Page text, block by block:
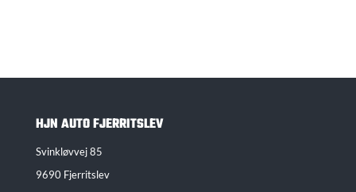
HJN AUTO FJERRITSLEV
Svinkløvvej 85
9690 Fjerritslev